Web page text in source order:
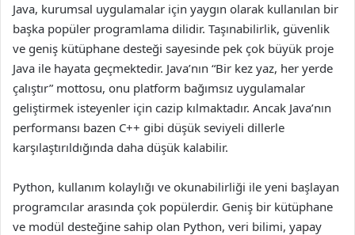
Java, kurumsal uygulamalar için yaygın olarak kullanılan bir
başka popüler programlama dilidir. Taşınabilirlik, güvenlik
ve geniş kütüphane desteği sayesinde pek çok büyük proje
Java ile hayata geçmektedir. Java’nın “Bir kez yaz, her yerde
çalıştır” mottosu, onu platform bağımsız uygulamalar
geliştirmek isteyenler için cazip kılmaktadır. Ancak Java’nın
performansı bazen C++ gibi düşük seviyeli dillerle
karşılaştırıldığında daha düşük kalabilir.
Python, kullanım kolaylığı ve okunabilirliği ile yeni başlayan
programcılar arasında çok popülerdir. Geniş bir kütüphane
ve modül desteğine sahip olan Python, veri bilimi, yapay